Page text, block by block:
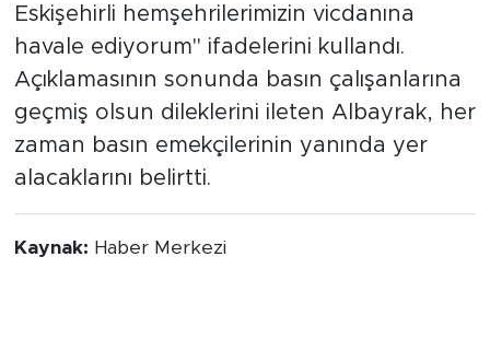
Eskişehirli hemşehrilerimizin vicdanına
havale ediyorum" ifadelerini kullandı.
Açıklamasının sonunda basın çalışanlarına
geçmiş olsun dileklerini ileten Albayrak, her
zaman basın emekçilerinin yanında yer
alacaklarını belirtti.
Kaynak: Haber Merkezi